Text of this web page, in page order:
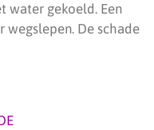
water gekoeld. Een
wegslepen. De schade